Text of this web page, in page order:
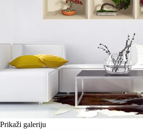
Prikaži galeriju